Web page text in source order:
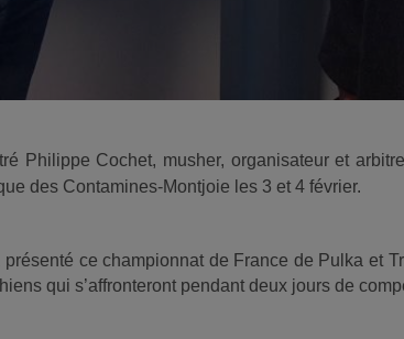
Philippe Cochet, musher, organisateur et
des Contamines-Montjoie les 3 et 4 février.
ce championnat de France de Pulka et
qui s’affronteront pendant deux jours de